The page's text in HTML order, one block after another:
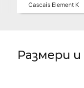
Cascais Element K
Размери